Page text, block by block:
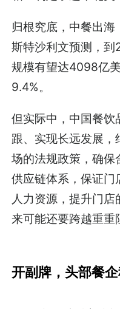
归根究底，中餐出
斯特沙利文预测，
规模有望达4098亿
9.4%。
但实际中，中国餐饮
跟、实现长远发展
场的法规政策，确保
供应链体系，保证门
人力资源，提升门
来可能还要跨越重重
开副牌， 头部餐